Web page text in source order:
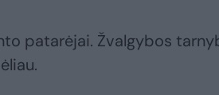
patarėjai. Žvalgybos